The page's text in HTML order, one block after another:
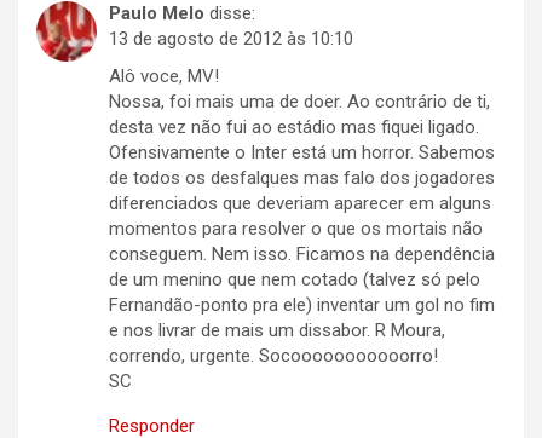
Paulo Melo disse:
13 de agosto de 2012 às 10:10
Alô voce, MV!
Nossa, foi mais uma de doer. Ao contrário de ti,
desta vez não fui ao estádio mas fiquei ligado.
Ofensivamente o Inter está um horror. Sabemos
de todos os desfalques mas falo dos jogadores
diferenciados que deveriam aparecer em alguns
momentos para resolver o que os mortais não
conseguem. Nem isso. Ficamos na dependência
de um menino que nem cotado (talvez só pelo
Fernandão-ponto pra ele) inventar um gol no fim
e nos livrar de mais um dissabor. R Moura,
correndo, urgente. Socooooooooooorro!
SC
Responder